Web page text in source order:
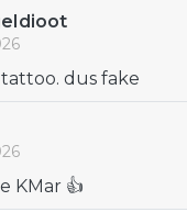
dus fake
KMar 👍